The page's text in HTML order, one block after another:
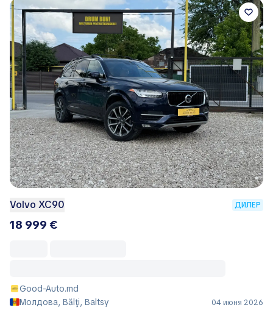
Volvo XC90 ДИЛЕР
18 999 €
Good-Auto.md
Молдова, Bălţi, Baltsy
04 июня 2026